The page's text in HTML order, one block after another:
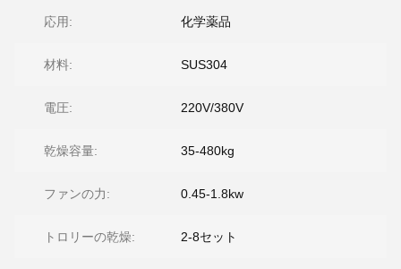
応用: 化学薬品
材料: SUS304
電圧: 220V/380V
乾燥容量: 35-480kg
ファンの力: 0.45-1.8kw
トロリーの乾燥: 2-8セット